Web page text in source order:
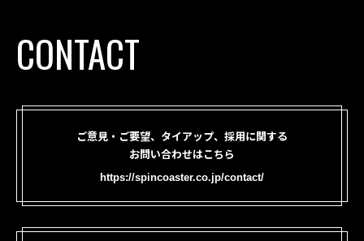
CONTACT
ご意見・ご要望、タイアップ、採用に関する
お問い合わせはこちら
https://spincoaster.co.jp/contact/